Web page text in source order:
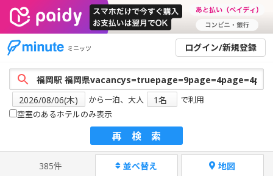
ミニッツ ログイン/新規登録
から一泊、大人
で利用
空室のあるホテルのみ表示
再検索
385件 並べ替え 地図